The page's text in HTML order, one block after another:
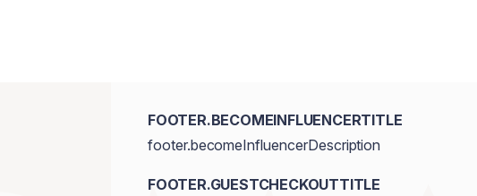
FOOTER.BECOMEINFLUENCERTITLE
footer.becomeInfluencerDescription
FOOTER.GUESTCHECKOUTTITLE